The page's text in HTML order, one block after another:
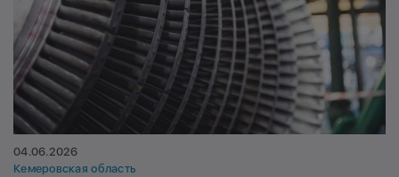
04.06.2026
Кемеровская область